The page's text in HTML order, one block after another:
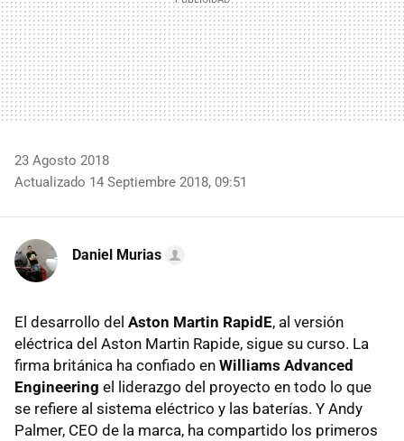
23 Agosto 2018
Actualizado 14 Septiembre 2018, 09:51
Daniel Murias
El desarrollo del Aston Martin RapidE, al versión
eléctrica del Aston Martin Rapide, sigue su curso. La
firma británica ha confiado en Williams Advanced
Engineering el liderazgo del proyecto en todo lo que
se refiere al sistema eléctrico y las baterías. Y Andy
Palmer, CEO de la marca, ha compartido los primeros